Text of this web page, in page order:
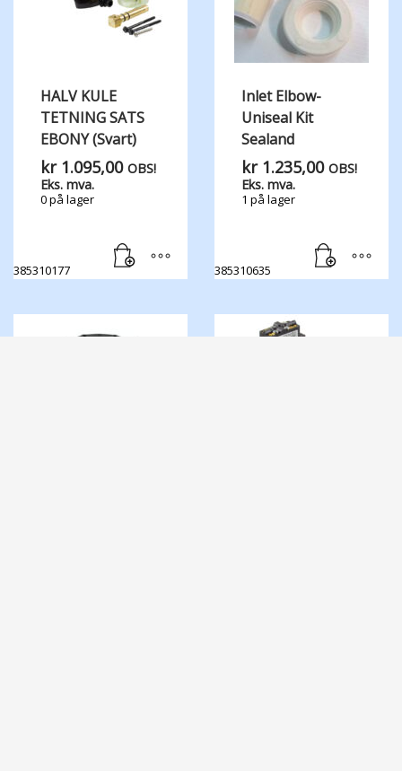
HALV KULE
TETNING SATS
EBONY (Svart)
kr1.095,00 OBS!
Eks. mva.
0 på lager
385310177
Inlet Elbow-
Uniseal Kit
Sealand
kr1.235,00 OBS!
Eks. mva.
1 på lager
385310635